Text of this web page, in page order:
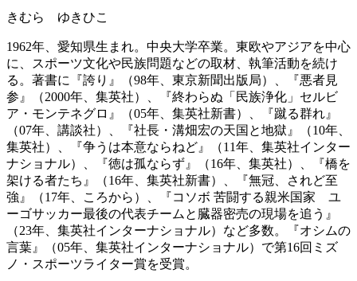
きむら ゆきひこ
1962年、愛知県生まれ。中央大学卒業。東欧やアジアを中心
に、スポーツ文化や民族問題などの取材、執筆活動を続け
る。著書に『誇り』（98年、東京新聞出版局）、『悪者見
参』（2000年、集英社）、『終わらぬ「民族浄化」セルビ
ア・モンテネグロ』（05年、集英社新書）、『蹴る群れ』
（07年、講談社）、『社長・溝畑宏の天国と地獄』（10年、
集英社）、『争うは本意ならねど』（11年、集英社インター
ナショナル）、『徳は孤ならず』（16年、集英社）、『橋を
架ける者たち』（16年、集英社新書）、『無冠、されど至
強』（17年、ころから）、『コソボ 苦闘する親米国家 ユ
ーゴサッカー最後の代表チームと臓器密売の現場を追う』
（23年、集英社インターナショナル）など多数。『オシムの
言葉』（05年、集英社インターナショナル）で第16回ミズ
ノ・スポーツライター賞を受賞。